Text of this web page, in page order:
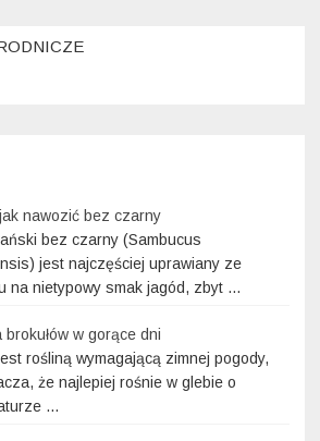
nawozić bez czarny
bez czarny (Sambucus
jest najczęściej uprawiany ze
na nietypowy smak jagód, zbyt …
brokułów w gorące dni
rośliną wymagającą zimnej pogody,
że najlepiej rośnie w glebie o
…